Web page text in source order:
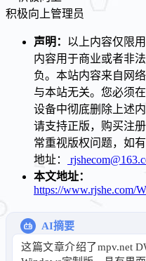
积极向上管理员
声明： 以上内容仅限
内容用于商业或者非
负。本站内容来自网
与本站无关。您必须
设备中彻底删除上述
请支持正版，购买注
常重视版权问题，如
地址：
本文地址：
https://www.rjshe.com/
AI摘要
这篇文章介绍了mpv.net